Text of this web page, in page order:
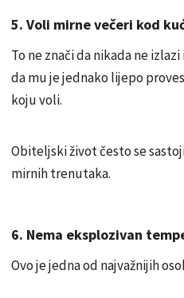
5. Voli mirne večeri kod
To ne znači da nikada ne
da mu je jednako lijepo
koju voli.
Obiteljski život često se
mirnih trenutaka.
6. Nema eksplozivan
Ovo je jedna od najvažnijih